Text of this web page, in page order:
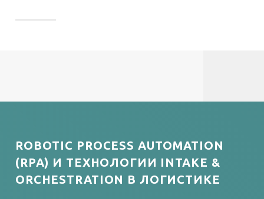
ROBOTIC PROCESS AUTOMATION
(RPA) И ТЕХНОЛОГИИ INTAKE &
ORCHESTRATION В ЛОГИСТИКЕ